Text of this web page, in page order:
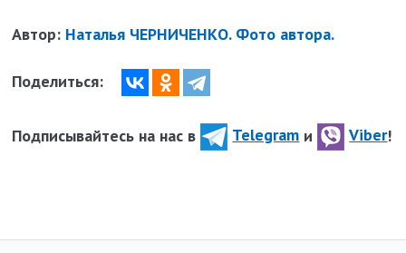
Автор: Наталья ЧЕРНИЧЕНКО. Фото автора.
Поделиться:
Подписывайтесь на нас в Telegram и Viber!